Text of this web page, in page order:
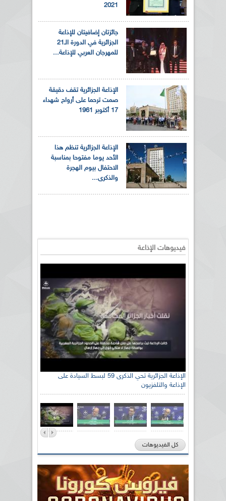
2021
جائزتان إضافيتان للإذاعة
الجزائرية في الدورة الـ21
للمهرجان العربي للإذاعة...
الإذاعة الجزائرية تقف دقيقة
صمت ترحما على أرواح شهداء
17 أكتوبر 1961
الإذاعة الجزائرية تنظم هذا
الأحد يوما مفتوحا بمناسبة
الاحتفال بيوم الهجرة
والذكرى...
فيديوهات الإذاعة
الإذاعة الجزائرية تحي الذكرى 59 لبسط السيادة على
الإذاعة والتلفزيون
كل الفيديوهات